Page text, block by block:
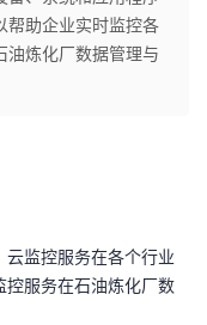
帮助企业实时监控各
油炼化厂数据管理与
监控服务在各个行业
控服务在石油炼化厂数